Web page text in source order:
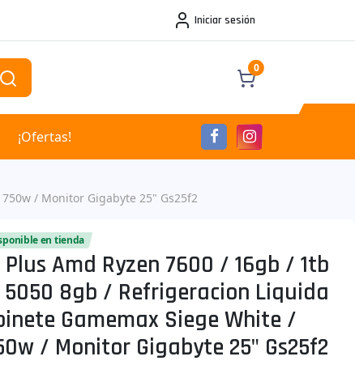
Iniciar sesión
0
¡Ofertas!
/ Monitor Gigabyte 25" Gs25f2
en tienda
Amd Ryzen 7600 / 16gb / 1tb
5050 8gb / Refrigeracion Liquida
Gamemax Siege White /
/ Monitor Gigabyte 25" Gs25f2